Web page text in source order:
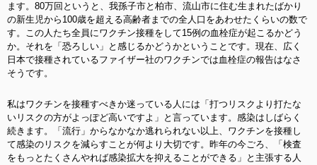
ます。80万回というと、我孫子市と柏市、流山市に住む生まれたばかり
の新生児から100歳を超える高齢者までの全人口をあわせたくらいの数で
す。この人たち全員にワクチン接種をして15例の血栓症が起こるかどう
か。それを「恐ろしい」と感じるかどうかということです。現在、広く
日本で接種されているファイザー社のワクチンでは血栓症の報告はなさ
そうです。
私はワクチンを接種すべきか迷っている人には「打つリスクより打たな
いリスクの方がよっぽど高いですよ」と言っています。感染はしばらく
続きます。「流行」からなかなか逃れられない以上、ワクチンを接種し
て感染のリスクを減らすことが何より大切です。昨年の今ごろ、「検査
をもっとたくさんやれば感染拡大を抑えることができる」と主張する人